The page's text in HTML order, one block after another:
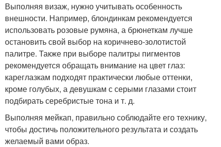
Выполняя визаж, нужно учитывать особенность
внешности. Например, блондинкам рекомендуется
использовать розовые румяна, а брюнеткам лучше
остановить свой выбор на коричнево-золотистой
палитре. Также при выборе палитры пигментов
рекомендуется обращать внимание на цвет глаз:
кареглазкам подходят практически любые оттенки,
кроме голубых, а девушкам с серыми глазами стоит
подбирать серебристые тона и т. д.
Выполняя мейкап, правильно соблюдайте его технику,
чтобы достичь положительного результата и создать
желаемый вами образ.